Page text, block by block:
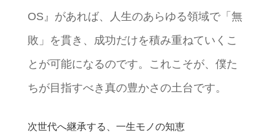
OS』があれば、人生のあらゆる領域で「無
敗」を貫き、成功だけを積み重ねていくこ
とが可能になるのです。これこそが、僕た
ちが目指すべき真の豊かさの土台です。
次世代へ継承する、一生モノの知恵